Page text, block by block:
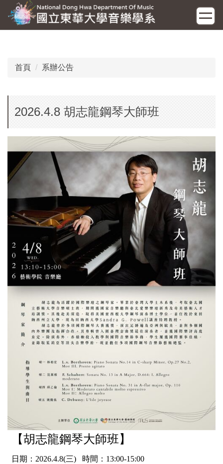
到
主
首頁 系辦公告
2026.4.8 胡志龍鋼琴大師班
【胡志龍鋼琴大師班】
日期：2026.4.8(三) 時間：13:00-15:00